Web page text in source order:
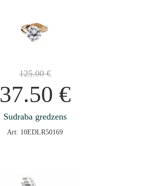
125.00€
37.50 €
Sudraba gredzens
Art: 10EDLR50169